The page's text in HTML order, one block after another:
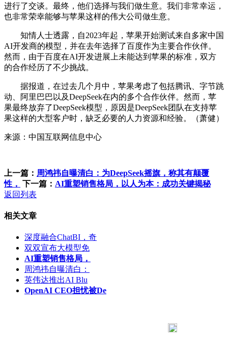
进行了交谈。最终，他们选择与我们做生意。我们非常幸运，
也非常荣幸能够与苹果这样的伟大公司做生意。
知情人士透露，自2023年起，苹果开始测试来自多家中国
AI开发商的模型，并在去年选择了百度作为主要合作伙伴。
然而，由于百度在AI开发进展上未能达到苹果的标准，双方
的合作经历了不少挑战。
据报道，在过去几个月中，苹果考虑了包括腾讯、字节跳
动、阿里巴巴以及DeepSeek在内的多个合作伙伴。然而，苹
果最终放弃了DeepSeek模型，原因是DeepSeek团队在支持苹
果这样的大型客户时，缺乏必要的人力资源和经验。（萧健）
来源：中国互联网信息中心
上一篇： 周鸿祎自曝清白：为DeepSeek摇旗，称其有颠覆
性， 下一篇： AI重塑销售格局，以人为本：成功关键揭秘
返回列表
相关文章
深度融合ChatBI，奇
双双宣布大模型免
AI重塑销售格局，
周鸿祎自曝清白：
英伟达推出AI Blu
OpenAI CEO担忧被De